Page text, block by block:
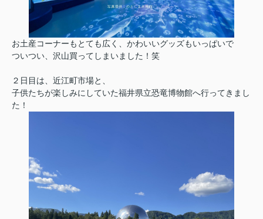
お土産コーナーもとても広く、かわいいグッズもいっぱいで
ついつい、沢山買ってしまいました！笑
２日目は、近江町市場と、
子供たちが楽しみにしていた福井県立恐竜博物館へ行ってきまし
た！